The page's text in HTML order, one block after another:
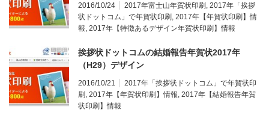
2016/10/24 2017年富士山年賀状印刷 2017年「挨拶
状ドットコム」で年賀状印刷 2017年【年賀状印刷】情
報 2017年【特徴あるデザイン年賀状印刷】情報
挨拶状ドットコムの結婚報告年賀状2017年
（H29）デザイン
2016/10/21
2017年「挨拶状ドットコム」で年賀状印
刷 2017年【年賀状印刷】情報 2017年【結婚報告年賀
状印刷】情報